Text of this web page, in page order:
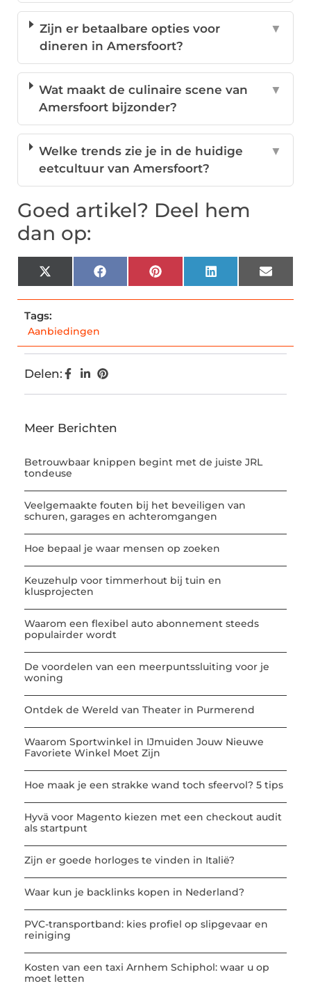
Zijn er betaalbare opties voor
dineren in Amersfoort?
▼
Wat maakt de culinaire scene van
Amersfoort bijzonder?
▼
Welke trends zie je in de huidige
eetcultuur van Amersfoort?
▼
Goed artikel? Deel hem
dan op:
X
(Twitter)
FacebookPinterestLinkedInEmail
Tags:
Aanbiedingen
Delen:
Meer Berichten
Betrouwbaar knippen begint met de juiste JRL
tondeuse
Veelgemaakte fouten bij het beveiligen van
schuren, garages en achteromgangen
Hoe bepaal je waar mensen op zoeken
Keuzehulp voor timmerhout bij tuin en
klusprojecten
Waarom een flexibel auto abonnement steeds
populairder wordt
De voordelen van een meerpuntssluiting voor je
woning
Ontdek de Wereld van Theater in Purmerend
Waarom Sportwinkel in IJmuiden Jouw Nieuwe
Favoriete Winkel Moet Zijn
Hoe maak je een strakke wand toch sfeervol? 5 tips
Hyvä voor Magento kiezen met een checkout audit
als startpunt
Zijn er goede horloges te vinden in Italië?
Waar kun je backlinks kopen in Nederland?
PVC-transportband: kies profiel op slipgevaar en
reiniging
Kosten van een taxi Arnhem Schiphol: waar u op
moet letten